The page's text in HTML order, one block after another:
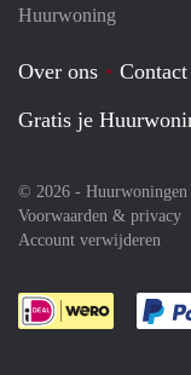
Huurwoning
Over ons Contact
Gratis je
© 2026 -
Voorwaarden & privacy
Account verwijderen